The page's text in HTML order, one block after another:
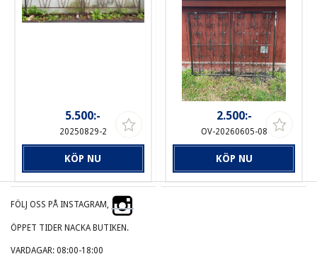
5.500:-
20250829-2
KÖP NU
2.500:-
OV-20260605-08
KÖP NU
FÖLJ OSS PÅ INSTAGRAM,
ÖPPET TIDER NACKA BUTIKEN.
VARDAGAR: 08:00-18:00